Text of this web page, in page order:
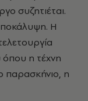
συζητιέται.
Η
η τέχνη
παρασκήνιο, η